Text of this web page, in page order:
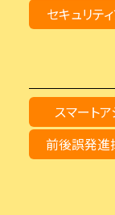
セキュリテ
スマート
前後誤発進